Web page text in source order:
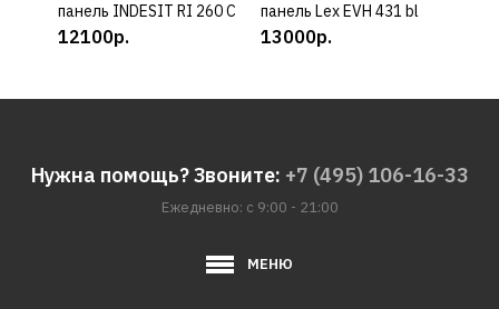
панель INDESIT RI 260 C
12100р.
панель Lex EVH 431 bl
13000р.
Нужна помощь? Звоните: +7 (495) 106-16-33
Ежедневно: с 9:00 - 21:00
МЕНЮ